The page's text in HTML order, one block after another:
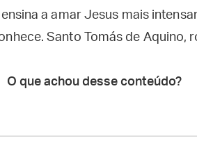
a amar Jesus mais
Santo Tomás de Aquino,
O que achou desse conteúdo?